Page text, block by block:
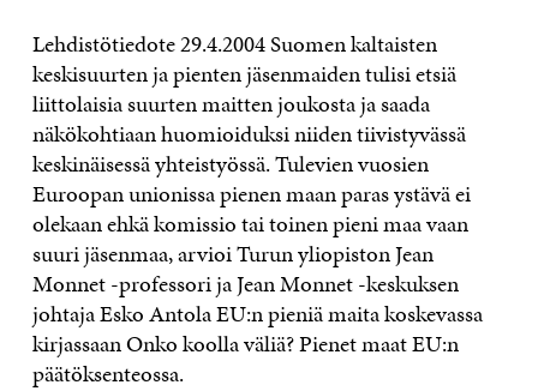
Lehdistötiedote 29.4.2004 Suomen kaltaisten
keskisuurten ja pienten jäsenmaiden tulisi etsiä
liittolaisia suurten maitten joukosta ja saada
näkökohtiaan huomioiduksi niiden tiivistyvässä
keskinäisessä yhteistyössä. Tulevien vuosien
Euroopan unionissa pienen maan paras ystävä ei
olekaan ehkä komissio tai toinen pieni maa vaan
suuri jäsenmaa, arvioi Turun yliopiston Jean
Monnet -professori ja Jean Monnet -keskuksen
johtaja Esko Antola EU:n pieniä maita koskevassa
kirjassaan Onko koolla väliä? Pienet maat EU:n
päätöksenteossa.